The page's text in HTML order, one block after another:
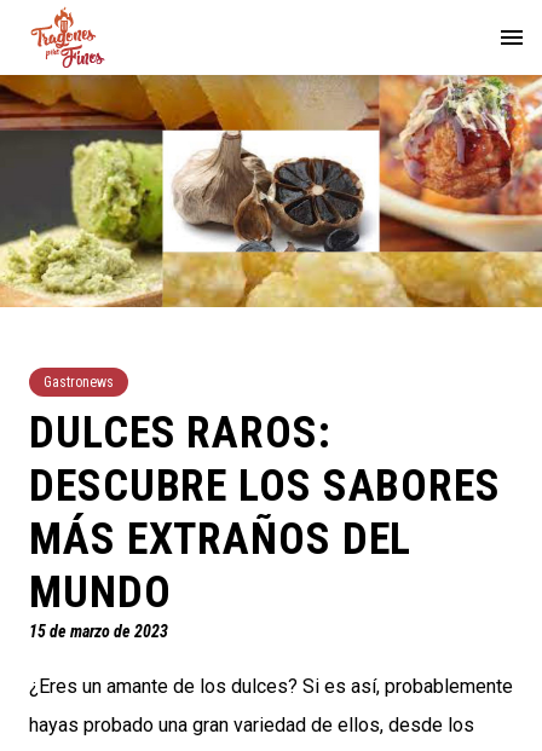
Gastronews
DULCES RAROS:
DESCUBRE LOS SABORES
MÁS EXTRAÑOS DEL
MUNDO
15 de marzo de 2023
¿Eres un amante de los dulces? Si es así, probablemente
hayas probado una gran variedad de ellos, desde los